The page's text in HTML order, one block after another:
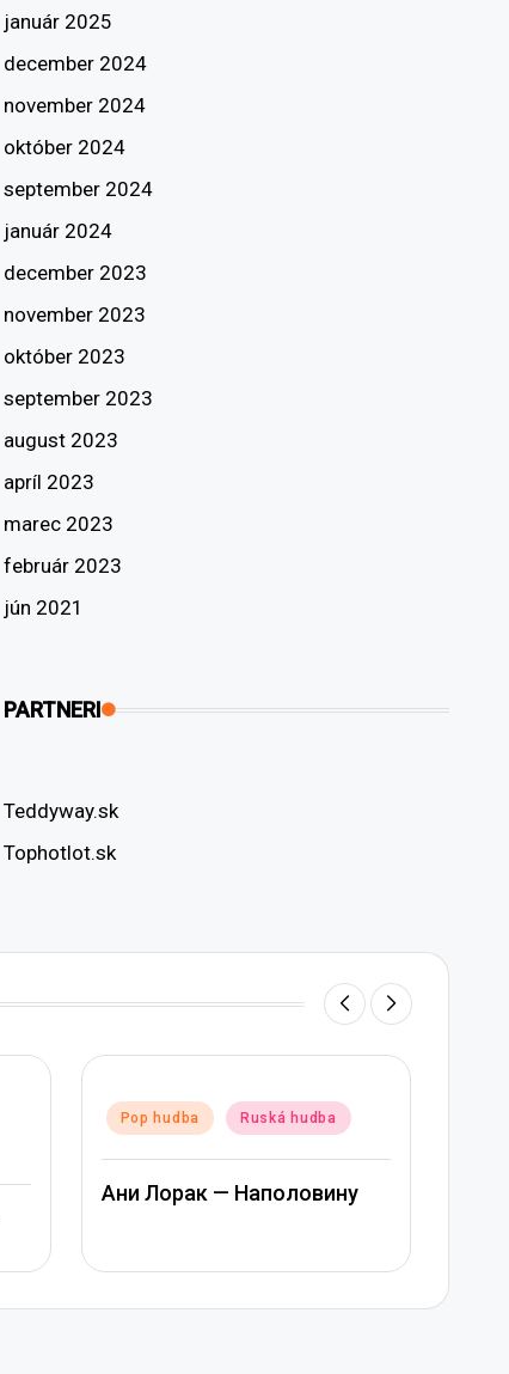
január 2025
december 2024
november 2024
október 2024
september 2024
január 2024
december 2023
november 2023
október 2023
september 2023
august 2023
apríl 2023
marec 2023
február 2023
jún 2021
PARTNERI
Teddyway.sk
Tophotlot.sk
Posted
in
Pop hudba
Пообещай